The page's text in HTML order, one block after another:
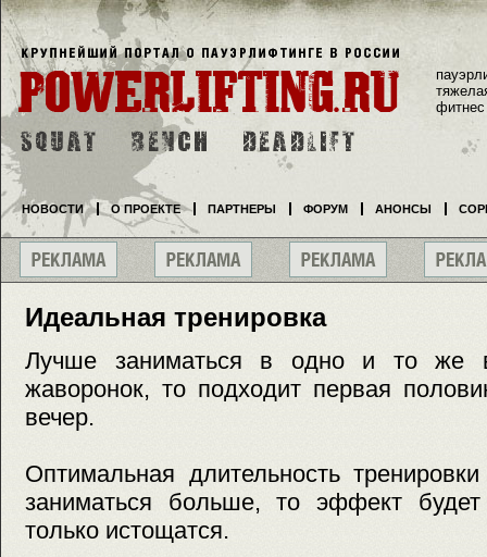
Идеальная тренировка
Лучше заниматься в одно и то же
жаворонок, то подходит первая
вечер.
Оптимальная длительность
заниматься больше, то эффект
только истощатся.
фитнес
НОВОСТИ О ПРОЕКТЕ ПАРТНЕРЫ ФОРУМ АНОНСЫ